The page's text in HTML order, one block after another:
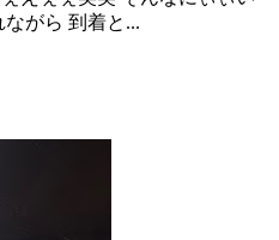
がら 到着と...